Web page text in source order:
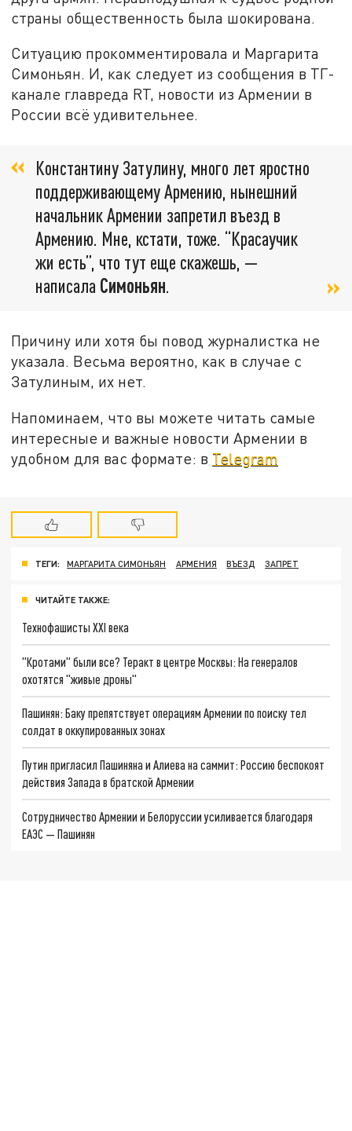
страны общественность была шокирована.
Ситуацию прокомментировала и Маргарита
Симоньян. И, как следует из сообщения в ТГ-
канале главреда RT, новости из Армении в
России всё удивительнее.
Константину Затулину, много лет яростно
поддерживающему Армению, нынешний
начальник Армении запретил въезд в
Армению. Мне, кстати, тоже. “Красаучик
жи есть”, что тут еще скажешь, —
написала Симоньян.
Причину или хотя бы повод журналистка не
указала. Весьма вероятно, как в случае с
Затулиным, их нет.
Напоминаем, что вы можете читать самые
интересные и важные новости Армении в
удобном для вас формате: в Telegram
ТЕГИ: МАРГАРИТА СИМОНЬЯН АРМЕНИЯ ВЪЕЗД ЗАПРЕТ
ЧИТАЙТЕ ТАКЖЕ:
Технофашисты XXI века
"Кротами" были все? Теракт в центре Москвы: На генералов
охотятся "живые дроны"
Пашинян: Баку препятствует операциям Армении по поиску тел
солдат в оккупированных зонах
Путин пригласил Пашиняна и Алиева на саммит: Россию беспокоят
действия Запада в братской Армении
Сотрудничество Армении и Белоруссии усиливается благодаря
ЕАЭС — Пашинян